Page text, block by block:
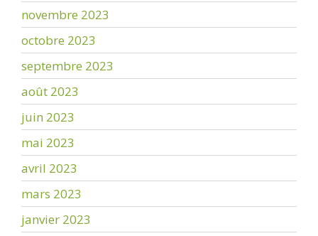
novembre 2023
octobre 2023
septembre 2023
août 2023
juin 2023
mai 2023
avril 2023
mars 2023
janvier 2023